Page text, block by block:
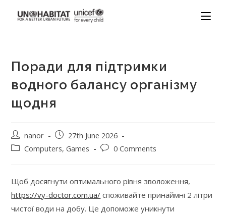
Поради для підтримки
водного балансу організму
щодня
nanor
27th June 2026
Computers, Games
0 Comments
Щоб досягнути оптимального рівня зволоження,
https://vy-doctor.com.ua/ споживайте принаймні 2 літри
чистої води на добу. Це допоможе уникнути